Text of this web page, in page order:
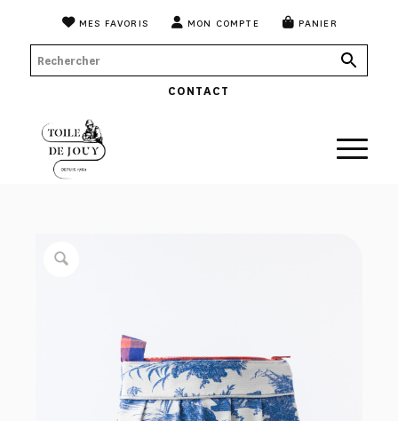
MES FAVORIS MON COMPTE PANIER
CONTACT